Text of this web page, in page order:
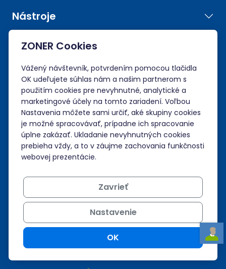
Nástroje
Spoločnosť
Administrácia
Prihlásiť sa
Neviem si rady?
Nápoveda
Podpora 24/7
+421 268 265 986
admin@zoner.sk
ZONER Cookies
Vážený návštevník, potvrdením pomocou tlačidla
OK udeľujete súhlas nám a našim partnerom s
použitím cookies pre nevyhnutné, analytické a
marketingové účely na tomto zariadení. Voľbou
Nastavenia môžete sami určiť, aké skupiny cookies
je možné spracovávať, prípadne ich spracovanie
úplne zakázať. Ukladanie nevyhnutných cookies
prebieha vždy, a to v záujme zachovania funkčnosti
webovej prezentácie.
Zavrieť
Nastavenie
OK